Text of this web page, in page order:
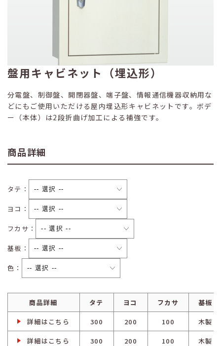
盤用キャビネット（埋込形）
分電盤、制御盤、開閉器盤、端子盤、情報通信機器収納用な
どにもご使用いただける屋内埋込形キャビネットです。ボデ
ー（本体）は2段折曲げ加工による補強です。
商品詳細
タテ：
ヨコ：
フカサ：
基板：
色：
商品詳細 タテ ヨコ フカサ 基板
詳細はこちら 300 200 100 木製
詳細はこちら 300 200 100 木製